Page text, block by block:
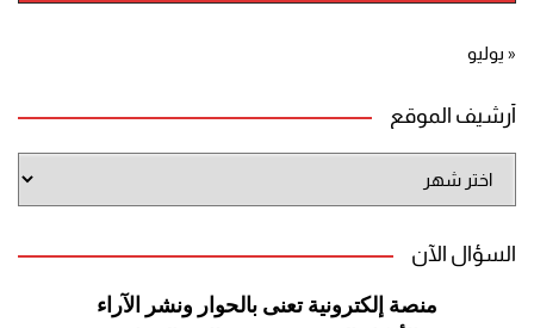
« يوليو
أرشيف الموقع
الموقع
السؤال الآن
منصة إلكترونية تعنى بالحوار ونشر الآراء